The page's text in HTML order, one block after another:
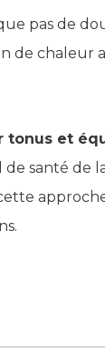
pas de
de chaleur
tonus et
de santé de